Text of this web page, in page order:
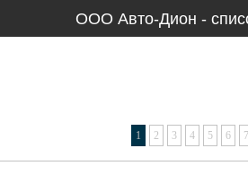
ООО Авто-Дион -
1 2 3 4 5 6 7